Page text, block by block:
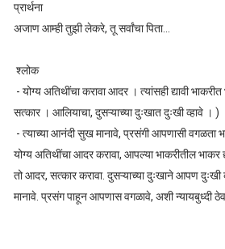
प्रार्थना
अजाण आम्ही तुझी लेकरे, तू सर्वांचा पिता...
श्लोक
- योग्य अतिथींचा करावा आदर । त्यांसही द्यावी
सत्कार । आलियाचा, दुसऱ्याच्या दुःखात दुःखी व्हावे । )
- त्याच्या आनंदी सुख मानावे, प्रसंगी आपणासी वगळता
योग्य अतिथींचा आदर करावा, आपल्या भाकरीतील भाकर
तो आदर, सत्कार करावा. दुसऱ्याच्या दुःखाने आपण
मानावे. प्रसंग पाहून आपणास वगळावे, अशी न्यायबुध्दी